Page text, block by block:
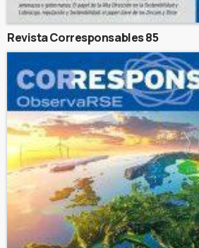
Revista Corresponsables 85